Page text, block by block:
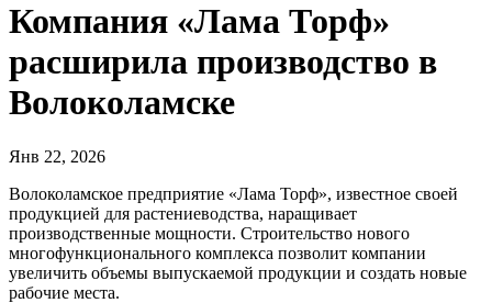
Компания «Лама Торф»
расширила производство в
Волоколамске
Янв 22, 2026
Волоколамское предприятие «Лама Торф», известное своей
продукцией для растениеводства, наращивает
производственные мощности. Строительство нового
многофункционального комплекса позволит компании
увеличить объемы выпускаемой продукции и создать новые
рабочие места.